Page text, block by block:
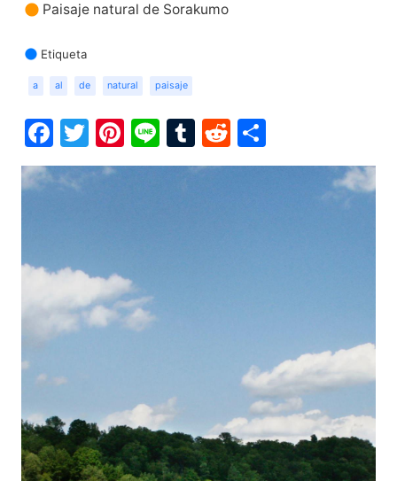
Paisaje natural de Sorakumo
Etiqueta
a al de natural paisaje
Facebook
Twitter
Pinterest
LineTumblr
Reddit